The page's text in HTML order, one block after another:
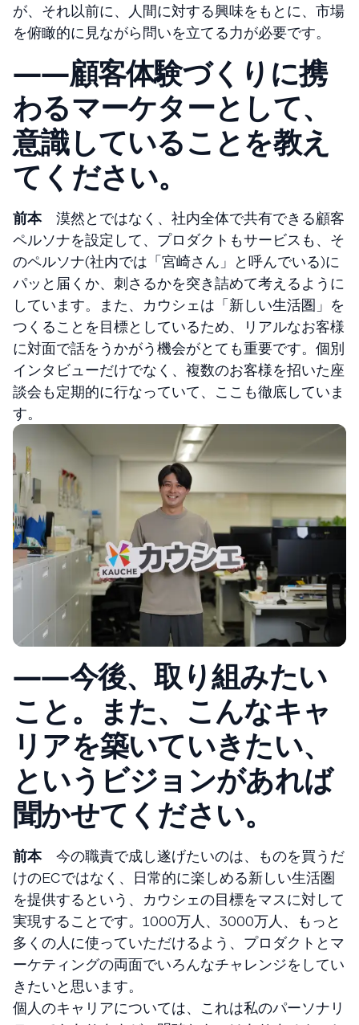
が、それ以前に、人間に対する興味をもとに、市場
を俯瞰的に見ながら問いを立てる力が必要です。
――顧客体験づくりに携
わるマーケターとして、
意識していることを教え
てください。
前本漠然とではなく、社内全体で共有できる顧客
ペルソナを設定して、プロダクトもサービスも、そ
のペルソナ(社内では「宮崎さん」と呼んでいる)に
パッと届くか、刺さるかを突き詰めて考えるように
しています。また、カウシェは「新しい生活圏」を
つくることを目標としているため、リアルなお客様
に対面で話をうかがう機会がとても重要です。個別
インタビューだけでなく、複数のお客様を招いた座
談会も定期的に行なっていて、ここも徹底していま
す。
――今後、取り組みたい
こと。また、こんなキャ
リアを築いていきたい、
というビジョンがあれば
聞かせてください。
前本今の職責で成し遂げたいのは、ものを買うだ
けのECではなく、日常的に楽しめる新しい生活圏
を提供するという、カウシェの目標をマスに対して
実現することです。1000万人、3000万人、もっと
多くの人に使っていただけるよう、プロダクトとマ
ーケティングの両面でいろんなチャレンジをしてい
きたいと思います。
個人のキャリアについては、これは私のパーソナリ